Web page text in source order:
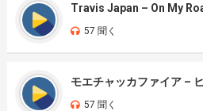
Travis Japan – On My
57 聞く
57 聞く